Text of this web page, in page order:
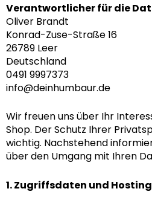
Verantwortlicher für die
Oliver Brandt
Konrad-Zuse-Straße 16
26789 Leer
Deutschland
0491 9997373
info@deinhumbaur.de
Wir freuen uns über Ihr
Shop. Der Schutz Ihrer
wichtig. Nachstehend
über den Umgang mit Ihren
1. Zugriffsdaten und Hosting